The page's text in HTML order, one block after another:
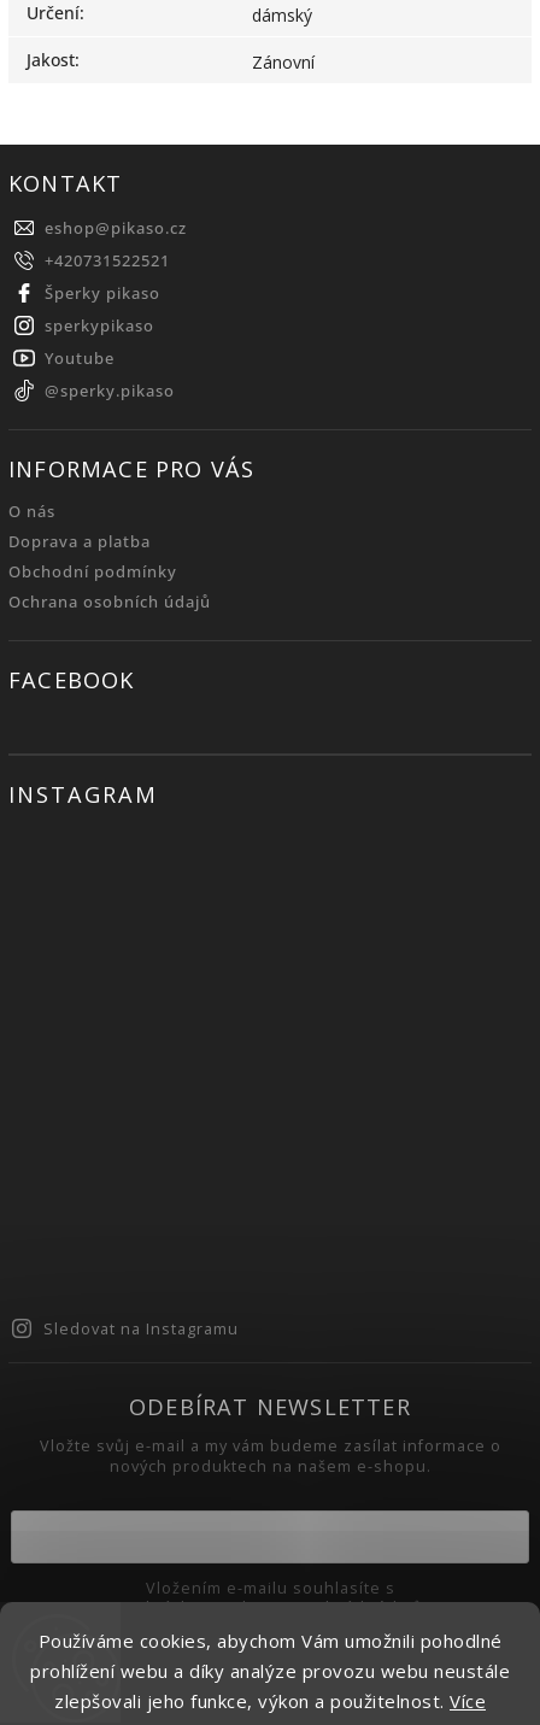
Používáme cookies, abychom Vám umožnili pohodlné
prohlížení webu a díky analýze provozu webu neustále
zlepšovali jeho funkce, výkon a použitelnost. Více
Určení:
dámský
Jakost: Zánovní
KONTAKT
eshop@pikaso.cz
+420731522521
Šperky pikaso
sperkypikaso
Youtube
@sperky.pikaso
INFORMACE PRO VÁS
O nás
Doprava a platba
Obchodní podmínky
Ochrana osobních údajů
FACEBOOK
INSTAGRAM
Sledovat na Instagramu
ODEBÍRAT NEWSLETTER
Vložte svůj e-mail a my vám budeme zasílat informace o
nových produktech na našem e-shopu.
podmínkami ochrany osobních údajů
Přihlásit se